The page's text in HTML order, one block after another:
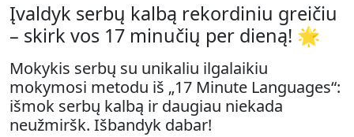
Įvaldyk serbų kalbą rekordiniu greičiu
– skirk vos 17 minučių per dieną! 🌟
Mokykis serbų su unikaliu ilgalaikiu
mokymosi metodu iš „17 Minute Languages“:
išmok serbų kalbą ir daugiau niekada
neužmiršk. Išbandyk dabar!